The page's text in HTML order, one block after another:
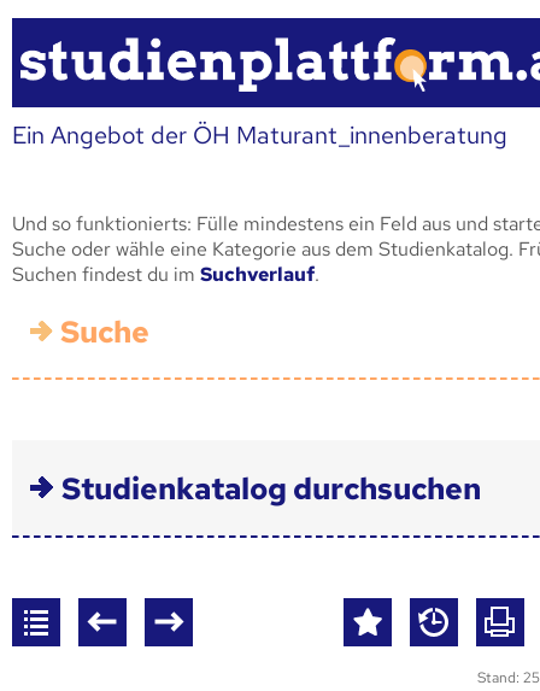
Ein Angebot der ÖH Maturant_innenberatung
Und so funktionierts: Fülle mindestens ein Feld aus und
Suche oder wähle eine Kategorie aus dem Studienkatalog.
Suchen findest du im Suchverlauf.
Suche
Studienkatalog durchsuchen
Stand: